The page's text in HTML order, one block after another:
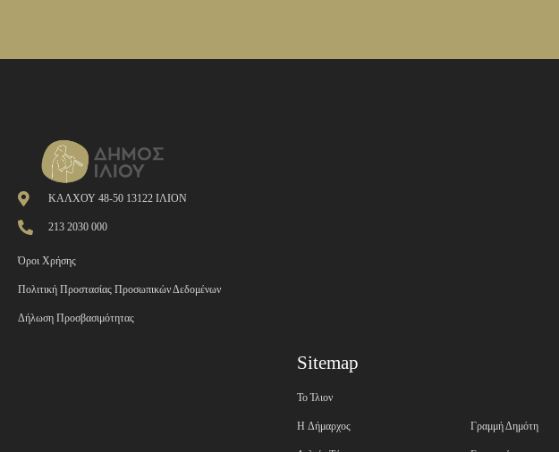
ΚΑΛΧΟΥ 48-50 13122 ΙΛΙΟΝ
213 2030 000
Όροι Χρήσης
Πολιτική Προστασίας Προσωπικών Δεδομένων
Δήλωση Προσβασιμότητας
Sitemap
Το Ίλιον
H Δήμαρχος Γραμμή Δημότη